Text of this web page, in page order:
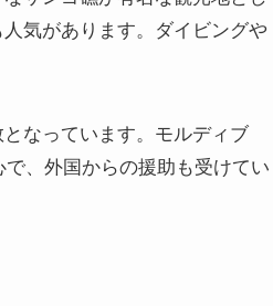
気があります。ダイビングや
なっています。モルディブ
、外国からの援助も受けてい